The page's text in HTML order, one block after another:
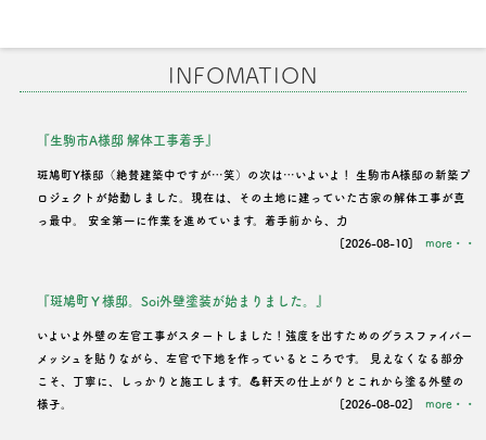
INFOMATION
『生駒市A様邸 解体工事着手』
斑鳩町Y様邸（絶賛建築中ですが…笑）の次は…いよいよ！ 生駒市A様邸の新築プ
ロジェクトが始動しました。現在は、その土地に建っていた古家の解体工事が真
っ最中。 安全第一に作業を進めています。着手前から、力
[2026-08-10] more・・
『斑鳩町Ｙ様邸。Soi外壁塗装が始まりました。』
いよいよ外壁の左官工事がスタートしました！強度を出すためのグラスファイバー
メッシュを貼りながら、左官で下地を作っているところです。 見えなくなる部分
こそ、丁寧に、しっかりと施工します。💪軒天の仕上がりとこれから塗る外壁の
様子。 [2026-08-02] more・・